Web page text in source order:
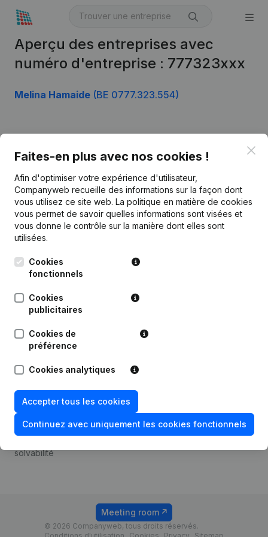
Aperçu des entreprises avec
numéro d'entreprise : 777323xxx
Melina Hamaide (BE 0777.323.554)
Faites-en plus avec nos cookies !
Afin d'optimiser votre expérience d'utilisateur,
Companyweb recueille des informations sur la façon dont
vous utilisez ce site web. La politique en matière de cookies
vous permet de savoir quelles informations sont visées et
vous donne le contrôle sur la manière dont elles sont
utilisées.
Cookies
fonctionnels
Cookies
publicitaires
Cookies de
préférence
Cookies analytiques
Accepter tous les cookies
Continuez avec uniquement les cookies fonctionnels
Français
Kantorenpark Everest
Leuvensesteenweg
1800 Vilvoorde
Informations d’entreprise
Monitoring
Recherche internationale
Prospection
Compliance et prévention
de la fraude
Consulter des comptes
Recherche de numéro de
TVA
solvabilité
Tarifs
© 2026 Companyweb, tous droits réservés.
Meeting room